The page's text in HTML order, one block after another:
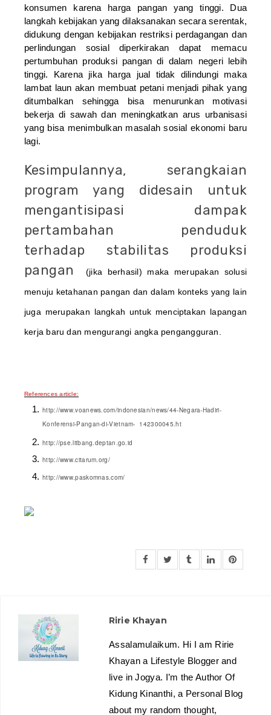
konsumen karena harga pangan yang tinggi. Dua
langkah kebijakan yang dilaksanakan secara serentak,
didukung dengan kebijakan restriksi perdagangan dan
perlindungan sosial diperkirakan dapat memacu
pertumbuhan produksi pangan di dalam negeri lebih
tinggi. Karena jika harga jual tidak dilindungi maka
lambat laun akan membuat petani menjadi pihak yang
ditumbalkan sehingga bisa menurunkan motivasi
bekerja di sawah dan meningkatkan arus urbanisasi
yang bisa menimbulkan masalah sosial ekonomi baru
lagi.
Kesimpulannya, serangkaian
program yang didesain untuk
mengantisipasi dampak
pertambahan penduduk
terhadap stabilitas produksi
pangan
(jika berhasil) maka merupakan solusi
menuju ketahanan pangan dan dalam konteks yang lain
juga merupakan langkah untuk menciptakan lapangan
kerja baru dan mengurangi angka pengangguran.
References article:
http://www.voanews.com/indonesian/news/44-Negara-Hadiri-
Konferensi-Pangan-di-Vietnam- 142300045.ht
http://pse.litbang.deptan.go.id
http://www.citarum.org/
http://www.paskomnas.com/
Ririe Khayan
Assalamulaikum. Hi I am Ririe
Khayan a Lifestyle Blogger and
live in Jogya. I’m the Author Of
Kidung Kinanthi, a Personal Blog
about my random thought,